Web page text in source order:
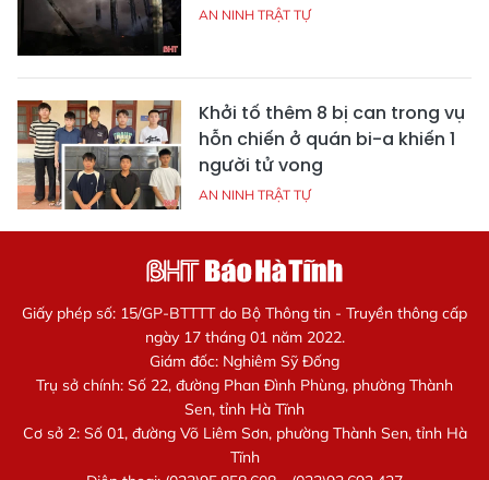
AN NINH TRẬT TỰ
Khởi tố thêm 8 bị can trong vụ
hỗn chiến ở quán bi-a khiến 1
người tử vong
AN NINH TRẬT TỰ
Giấy phép số: 15/GP-BTTTT do Bộ Thông tin - Truyền thông cấp
ngày 17 tháng 01 năm 2022.
Giám đốc: Nghiêm Sỹ Đống
Trụ sở chính: Số 22, đường Phan Đình Phùng, phường Thành
Sen, tỉnh Hà Tĩnh
Cơ sở 2: Số 01, đường Võ Liêm Sơn, phường Thành Sen, tỉnh Hà
Tĩnh